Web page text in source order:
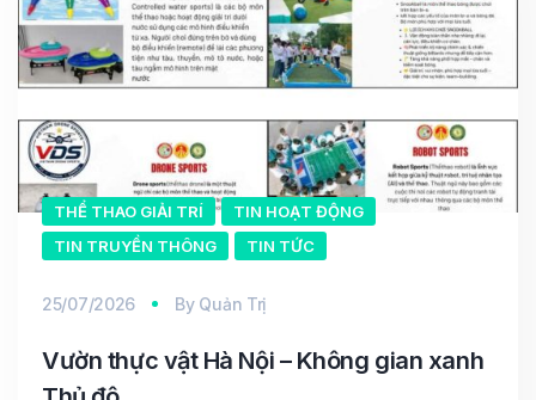
THỂ THAO GIẢI TRÍ
TIN HOẠT ĐỘNG
TIN TRUYỀN THÔNG
TIN TỨC
25/07/2026 By Quản Trị
Vườn thực vật Hà Nội – Không gian xanh